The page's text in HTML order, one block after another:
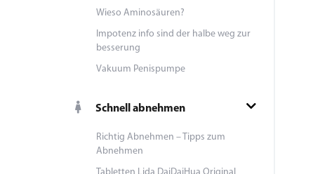
Wieso Aminosäuren?
Impotenz info sind der halbe weg zur
besserung
Vakuum Penispumpe
Schnell abnehmen
Richtig Abnehmen – Tipps zum
Abnehmen